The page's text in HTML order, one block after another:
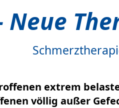
Neue
extrem
völlig außer